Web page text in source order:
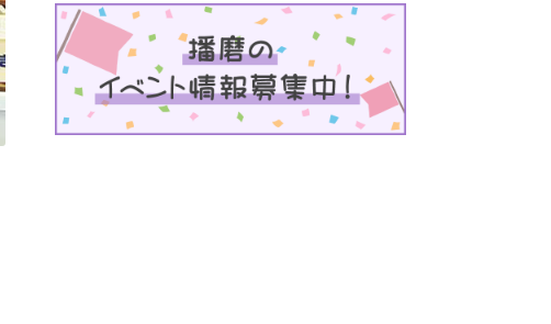
まるはり 雑誌・デジタルブック
Digital books